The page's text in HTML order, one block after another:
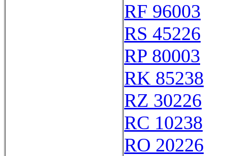
RF 96003
RS 45226
RP 80003
RK 85238
RZ 30226
RC 10238
RO 20226